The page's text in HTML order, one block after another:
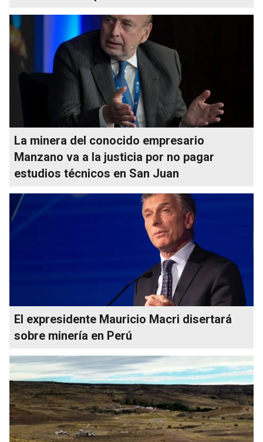
La minera del conocido empresario
Manzano va a la justicia por no pagar
estudios técnicos en San Juan
El expresidente Mauricio Macri disertará
sobre minería en Perú